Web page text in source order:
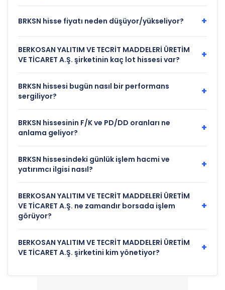
BRKSN hisse fiyatı neden düşüyor/yükseliyor? +
BERKOSAN YALITIM VE TECRİT MADDELERİ ÜRETİM
VE TİCARET A.Ş. şirketinin kaç lot hissesi var?
+
BRKSN hissesi bugün nasıl bir performans
sergiliyor?
+
BRKSN hissesinin F/K ve PD/DD oranları ne
anlama geliyor?
+
BRKSN hissesindeki günlük işlem hacmi ve
yatırımcı ilgisi nasıl?
+
BERKOSAN YALITIM VE TECRİT MADDELERİ ÜRETİM
VE TİCARET A.Ş. ne zamandır borsada işlem
görüyor?
+
BERKOSAN YALITIM VE TECRİT MADDELERİ ÜRETİM
VE TİCARET A.Ş. şirketini kim yönetiyor?
+